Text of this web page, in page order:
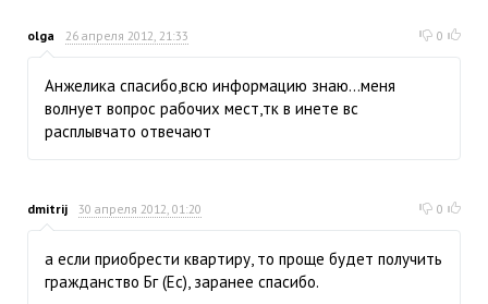
olga 26 апреля 2012, 21:33 0
Анжелика спасибо,всю информацию знаю...меня
волнует вопрос рабочих мест,тк в инете вс
расплывчато отвечают
dmitrij 30 апреля 2012, 01:20 0
а если приобрести квартиру, то проще будет получить
гражданство Бг (Ес), заранее спасибо.